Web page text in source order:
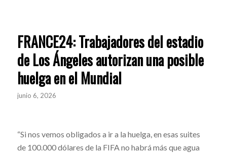
FRANCE24: Trabajadores del estadio
de Los Ángeles autorizan una posible
huelga en el Mundial
junio 6, 2026
“Si nos vemos obligados a ir a la huelga, en esas suites
de 100.000 dólares de la FIFA no habrá más que agua